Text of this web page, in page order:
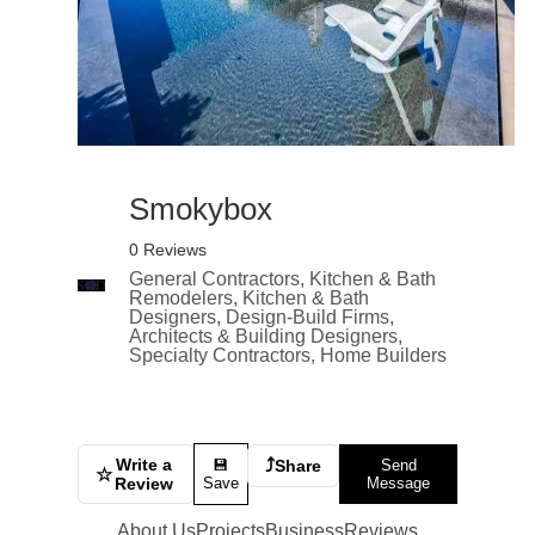
Smokybox
0 Reviews
General Contractors, Kitchen & Bath
Remodelers, Kitchen & Bath
Designers, Design-Build Firms,
Architects & Building Designers,
Specialty Contractors, Home Builders
☆ Write a
Review
💾
Save
⤴Share
Send
Message
About UsProjectsBusinessReviews